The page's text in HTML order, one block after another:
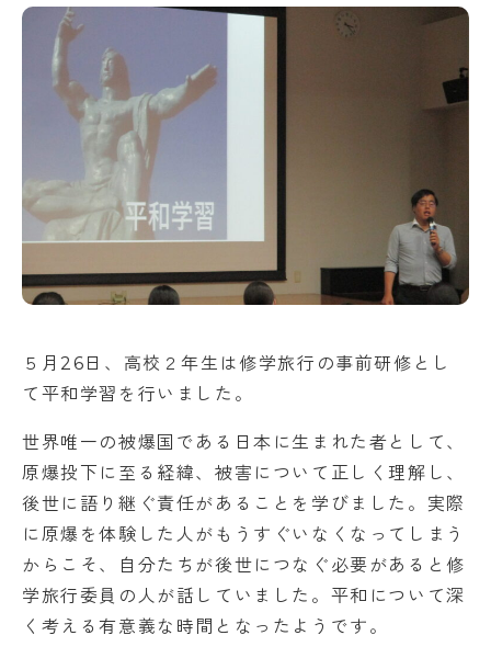
アクセス
バレエスタジオ
このサイトについて
お問い合わせ 資料請求
５月26日、高校２年生は修学旅行の事前研修とし
て平和学習を行いました。
世界唯一の被爆国である日本に生まれた者として、
原爆投下に至る経緯、被害について正しく理解し、
後世に語り継ぐ責任があることを学びました。実際
に原爆を体験した人がもうすぐいなくなってしまう
からこそ、自分たちが後世につなぐ必要があると修
学旅行委員の人が話していました。平和について深
く考える有意義な時間となったようです。